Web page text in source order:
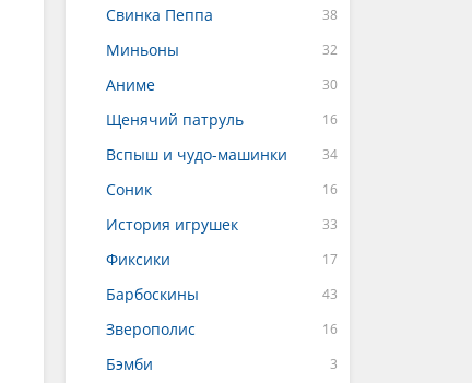
Свинка Пеппа
Миньоны
Аниме
Щенячий патруль
Вспыш и чудо-машинки
Соник
История игрушек
Фиксики
Барбоскины
Зверополис
Бэмби